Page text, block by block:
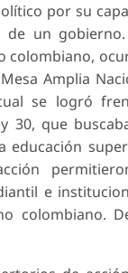
por su
de un
colombiano,
Amplia
se logró
30, que
educación
e
colombiano.